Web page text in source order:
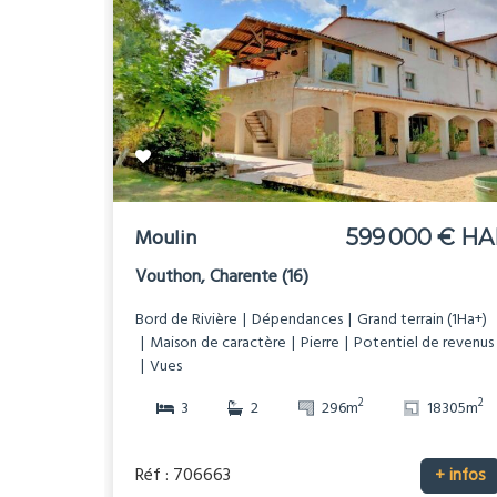
Moulin 599 000 €
Vouthon, Charente (16)
Bord de Rivière Dépendances Grand terrain (1Ha+)
Maison de caractère
Pierre
Potentiel de revenus
Vues
3
2 296m2 18305m2
Réf : 706663 + infos